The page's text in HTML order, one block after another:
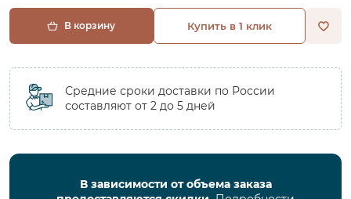
В корзину Купить в 1 клик
Средние сроки доставки по России
составляют от 2 до 5 дней
В зависимости от объема заказа